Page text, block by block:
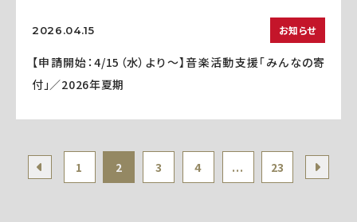
2026.04.15 お知らせ
【申請開始：4/15（水）より～】音楽活動支援「みんなの寄
付」／2026年夏期
1 2 3 4 ... 23